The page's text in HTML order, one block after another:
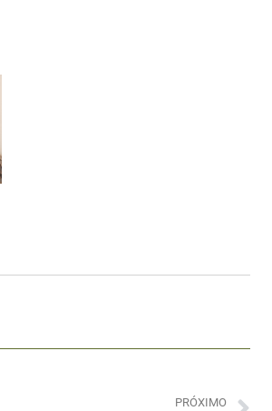
PRÓXIMO